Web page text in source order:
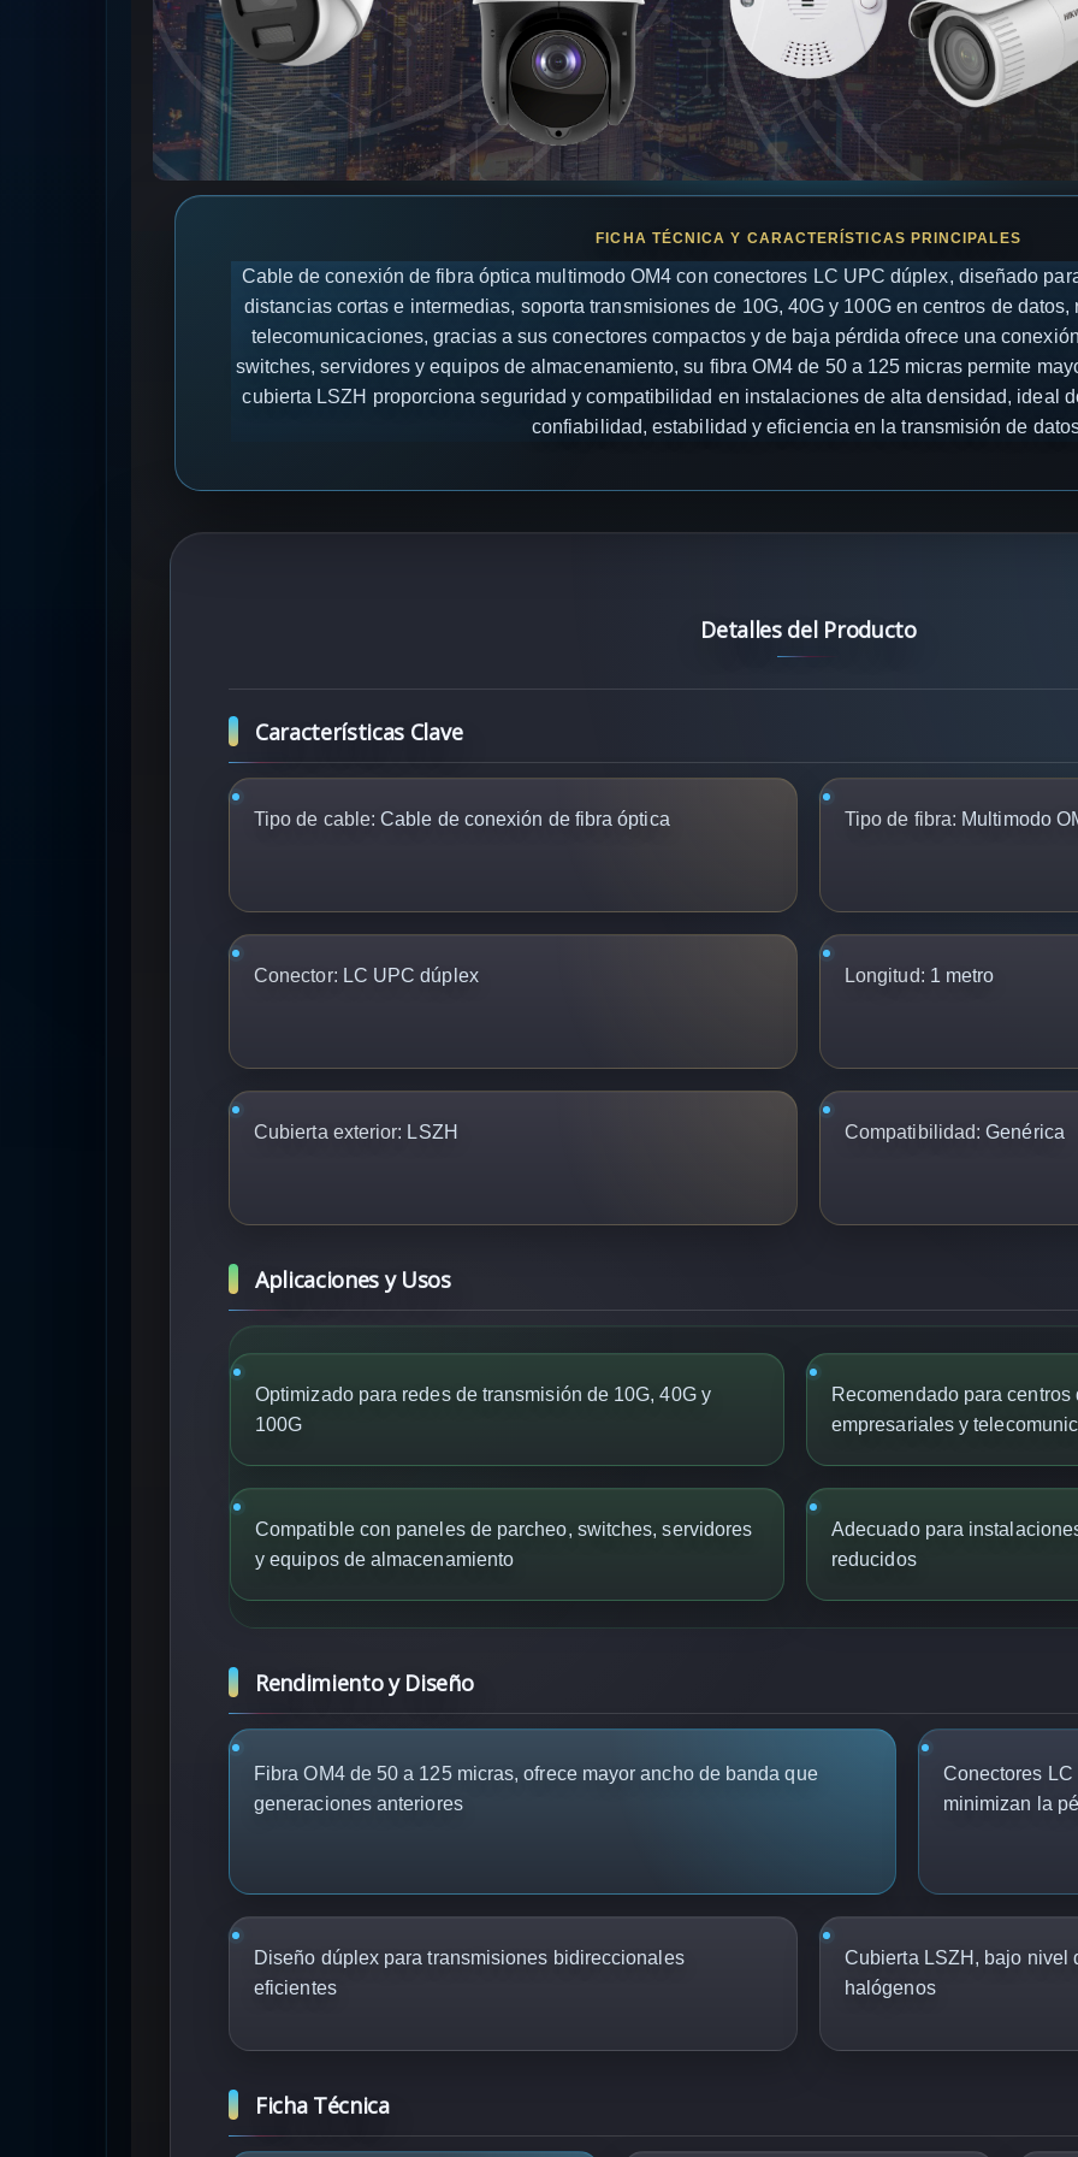
Cable de conexión de fibra óptica multimodo OM4 con conectores LC UPC dúplex, diseñado
distancias cortas e intermedias, soporta transmisiones de 10G, 40G y 100G en centros de
telecomunicaciones, gracias a sus conectores compactos y de baja pérdida ofrece una
switches, servidores y equipos de almacenamiento, su fibra OM4 de 50 a 125 micras permite
cubierta LSZH proporciona seguridad y compatibilidad en instalaciones de alta densidad, ideal
confiabilidad, estabilidad y eficiencia en la transmisión de
Detalles del Producto
Características Clave
Tipo de cable: Cable de conexión de fibra óptica Tipo de fibra: Multimodo
Conector: LC UPC dúplex Longitud: 1 metro
Cubierta exterior: LSZH Compatibilidad: Genérica
Aplicaciones y Usos
Optimizado para redes de transmisión de 10G, 40G y
100G
Recomendado para centros
empresariales y
Compatible con paneles de parcheo, switches, servidores
y equipos de almacenamiento
Adecuado para
reducidos
Rendimiento y Diseño
Fibra OM4 de 50 a 125 micras, ofrece mayor ancho de banda que
generaciones anteriores
Conectores
minimizan la
Diseño dúplex para transmisiones bidireccionales
eficientes
Cubierta LSZH, bajo nivel
halógenos
Ficha Técnica